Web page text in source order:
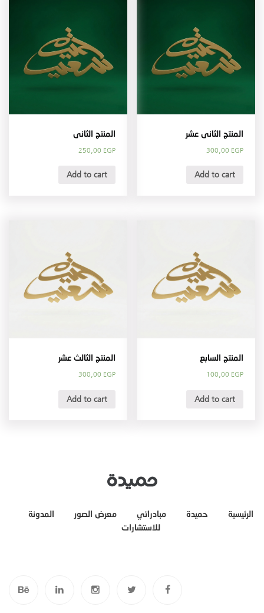
المنتج الثانى عشر
300,00 EGP
Add to cart
المنتج الثانى
250,00 EGP
Add to cart
المنتج السابع
100,00 EGP
Add to cart
المنتج الثالث عشر
300,00 EGP
Add to cart
الرئيسية حميدة مبادراتي معرض الصور
المدونة
للاستشارات